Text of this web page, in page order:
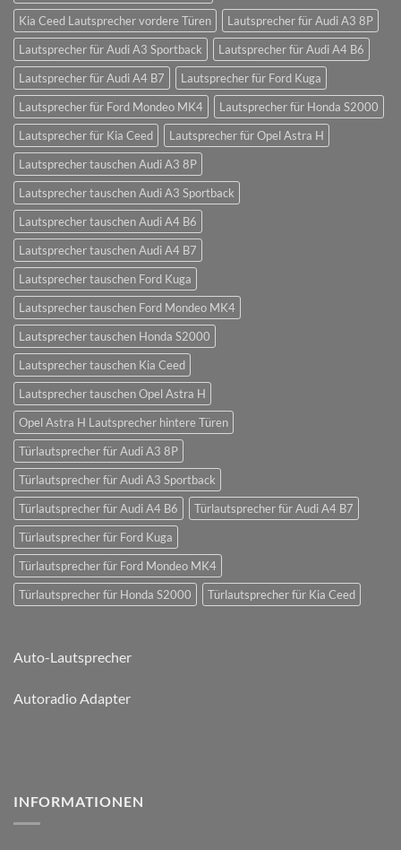
Kia Ceed Lautsprecher vordere Türen
Lautsprecher für Audi A3 8P
Lautsprecher für Audi A3 Sportback
Lautsprecher für Audi A4 B6
Lautsprecher für Audi A4 B7
Lautsprecher für Ford Kuga
Lautsprecher für Ford Mondeo MK4
Lautsprecher für Honda S2000
Lautsprecher für Kia Ceed
Lautsprecher für Opel Astra H
Lautsprecher tauschen Audi A3 8P
Lautsprecher tauschen Audi A3 Sportback
Lautsprecher tauschen Audi A4 B6
Lautsprecher tauschen Audi A4 B7
Lautsprecher tauschen Ford Kuga
Lautsprecher tauschen Ford Mondeo MK4
Lautsprecher tauschen Honda S2000
Lautsprecher tauschen Kia Ceed
Lautsprecher tauschen Opel Astra H
Opel Astra H Lautsprecher hintere Türen
Türlautsprecher für Audi A3 8P
Türlautsprecher für Audi A3 Sportback
Türlautsprecher für Audi A4 B6
Türlautsprecher für Audi A4 B7
Türlautsprecher für Ford Kuga
Türlautsprecher für Ford Mondeo MK4
Türlautsprecher für Honda S2000
Türlautsprecher für Kia Ceed
Auto-Lautsprecher
Autoradio Adapter
INFORMATIONEN